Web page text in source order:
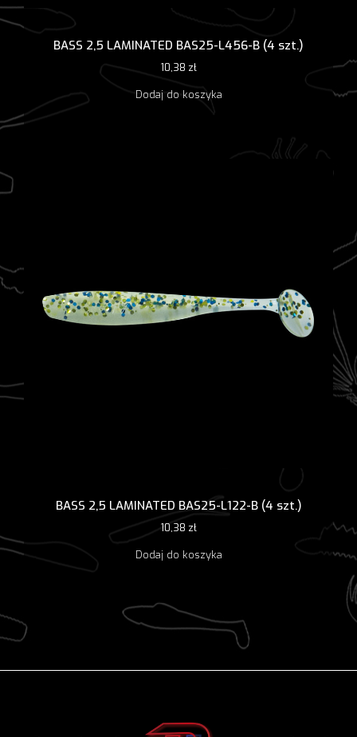
BASS 2,5 LAMINATED BAS25-L456-B (4 szt.)
10,38 zł
Dodaj do koszyka
BASS 2,5 LAMINATED BAS25-L122-B (4 szt.)
10,38 zł
Dodaj do koszyka